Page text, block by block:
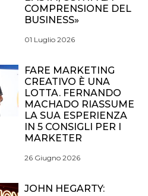
COMPRENSIONE DEL
BUSINESS»
01 Luglio 2026
FARE MARKETING
CREATIVO È UNA
LOTTA. FERNANDO
MACHADO RIASSUME
LA SUA ESPERIENZA
IN 5 CONSIGLI PER I
MARKETER
26 Giugno 2026
JOHN HEGARTY: